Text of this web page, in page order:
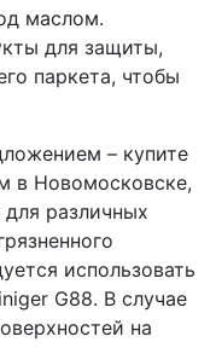
маслом.
для защиты,
паркета, чтобы
– купите
в Новомосковске,
различных
использовать
G88. В случае
на